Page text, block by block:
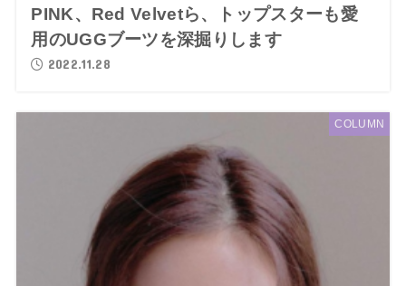
PINK、Red Velvetら、トップスターも愛
用のUGGブーツを深掘りします
2022.11.28
COLUMN